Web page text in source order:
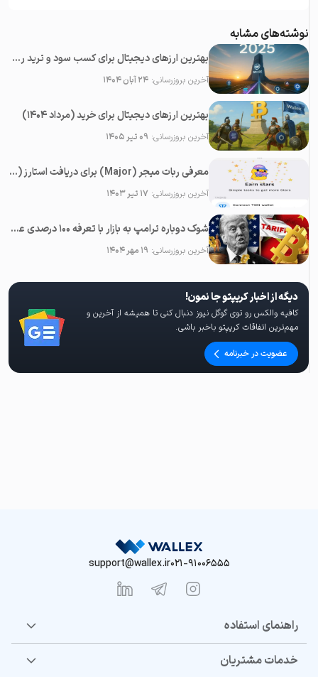
نوشته‌های مشابه
بهترین ارزهای دیجیتال برای کسب سود و ترید روزانه در سال ۲۰۲۵
آخرین بروزرسانی:۲۴ آبان ۱۴۰۴
بهترین ارزهای دیجیتال برای خرید (مرداد ۱۴۰۴)
آخرین بروزرسانی:۰۹ تیر ۱۴۰۵
معرفی ربات میجر (Major) برای دریافت استارز (Stars) رایگان در تلگرام
آخرین بروزرسانی:۱۷ تیر ۱۴۰۳
شوک دوباره ترامپ به بازار با تعرفه ۱۰۰ درصدی علیه چین؛‌ سقوط همه رمزارزها
آخرین بروزرسانی:۱۹ مهر ۱۴۰۴
دیگه از اخبار کریپتو جا نمون!
کافیه والکس رو توی گوگل نیوز دنبال کنی تا همیشه از آخرین و
مهم‌ترین اتفاقات کریپتو باخبر باشی.
عضویت در خبرنامه
021-91006555
support@wallex.ir
راهنمای استفاده
خدمات مشتریان